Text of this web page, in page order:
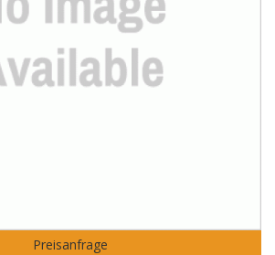
Preisanfrage